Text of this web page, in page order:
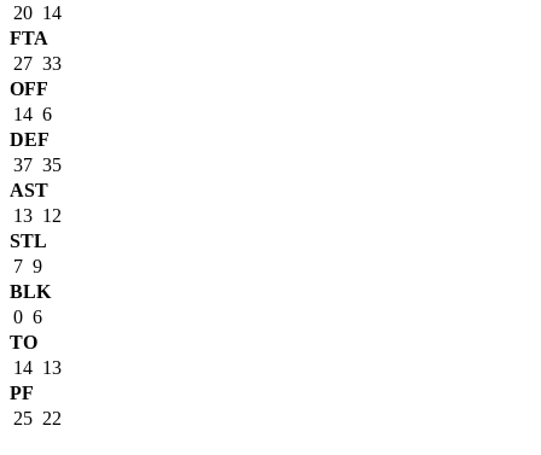
20 14
FTA
27 33
OFF
14 6
DEF
37 35
AST
13 12
STL
7 9
BLK
0 6
TO
14 13
PF
25 22